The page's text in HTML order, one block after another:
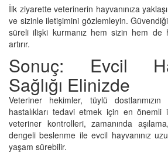
İlk ziyarette veterinerin hayvanınıza
ve sizinle iletişimini gözlemleyin.
süreli ilişki kurmanız hem sizin hem de
artırır.
Sonuç: Evcil
Sağlığı Elinizde
Veteriner hekimler, tüylü dostlarımızın
hastalıkları tedavi etmek için en önemli
veteriner kontrolleri, zamanında
dengeli beslenme ile evcil hayvanınız
yaşam sürebilir.